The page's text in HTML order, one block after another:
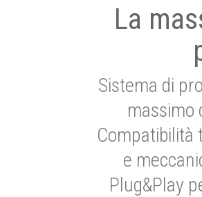
La
Sistema di
massimo
Compatibilità
e
Plug&Play